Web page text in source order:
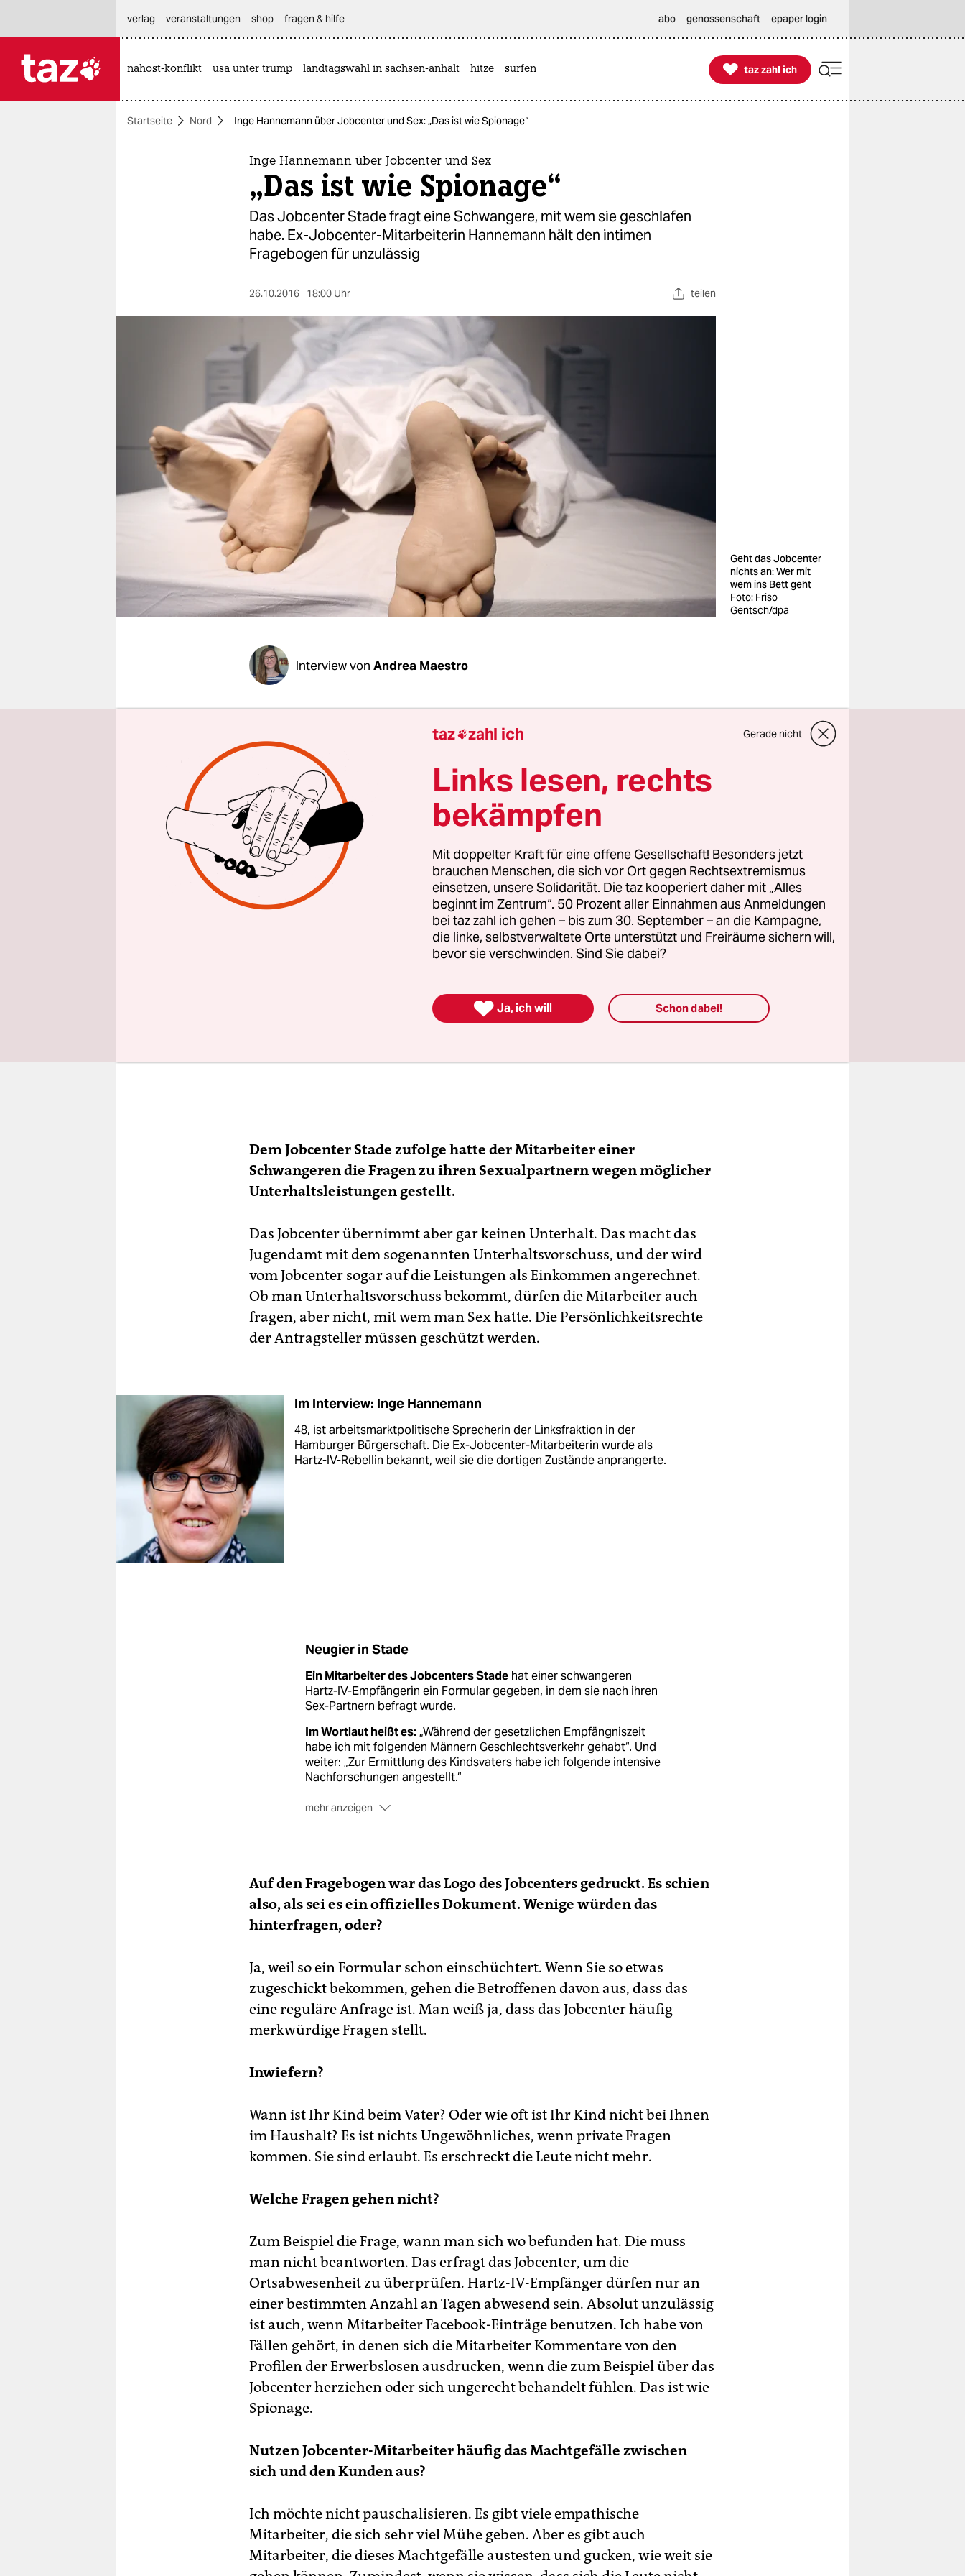
themen
verlag
veranstaltungen
genossenschaft
verlag
veranstaltungen shop fragen & hilfe abo genossenschaft epaper login
nahost-konflikt usa unter trump landtagswahl in sachsen-anhalt hitze surfen 
taz zahl ich
taz zahl ich
Startseite Nord Inge Hannemann über Jobcenter und Sex: „Das ist wie Spionage“
Inge Hannemann über Jobcenter und Sex
„Das ist wie Spionage“
Das Jobcenter Stade fragt eine Schwangere, mit wem sie geschlafen
habe. Ex-Jobcenter-Mitarbeiterin Hannemann hält den intimen
Fragebogen für unzulässig
26.10.2016 18:00 Uhr teilen
Geht das Jobcenter
nichts an: Wer mit
wem ins Bett geht
Foto: Friso
Gentsch/dpa
Interview von Andrea Maestro
taz: Frau Hannemann, was geht ein Jobcenter das Sexleben seiner
Kunden an?
Inge Hannemann:
Ganz kurz gesagt: gar nichts. Der Mitarbeiter im
Jobcenter Stade(siehe Kasten)ist mit seinem Fragebogen weit über das
Ziel hinaus geschossen. Die Frage nach dem Vater des ungeborenen
Kindes geht, wenn überhaupt, das Jugendamt etwas an.
Dem Jobcenter Stade zufolge hatte der Mitarbeiter einer
Schwangeren die Fragen zu ihren Sexualpartnern wegen möglicher
Unterhaltsleistungen gestellt.
Das Jobcenter übernimmt aber gar keinen Unterhalt. Das macht das
Jugendamt mit dem sogenannten Unterhaltsvorschuss, und der wird
vom Jobcenter sogar auf die Leistungen als Einkommen angerechnet.
Ob man Unterhaltsvorschuss bekommt, dürfen die Mitarbeiter auch
fragen, aber nicht, mit wem man Sex hatte. Die Persönlichkeitsrechte
der Antragsteller müssen geschützt werden.
Im Interview: Inge Hannemann
48, ist arbeitsmarktpolitische Sprecherin der Linksfraktion in der
Hamburger Bürgerschaft. Die Ex-Jobcenter-Mitarbeiterin wurde als
Hartz-IV-Rebellin bekannt, weil sie die dortigen Zustände anprangerte.
Neugier in Stade
Ein Mitarbeiter des Jobcenters Stadehat einer schwangeren
Hartz-IV-Empfängerin ein Formular gegeben, in dem sie nach ihren
Sex-Partnern befragt wurde.
Im Wortlaut heißt es:„Während der gesetzlichen Empfängniszeit
habe ich mit folgenden Männern Geschlechtsverkehr gehabt“. Und
weiter: „Zur Ermittlung des Kindsvaters habe ich folgende intensive
Nachforschungen angestellt.“
mehr anzeigen
habe das Papier „selbst entworfen“. Personalrechtliche
Konsequenzen würden geprüft.
Auf den Fragebogen war das Logo des Jobcenters gedruckt. Es schien
also, als sei es ein offizielles Dokument. Wenige würden das
hinterfragen, oder?
Ja, weil so ein Formular schon einschüchtert. Wenn Sie so etwas
zugeschickt bekommen, gehen die Betroffenen davon aus, dass das
eine reguläre Anfrage ist. Man weiß ja, dass das Jobcenter häufig
merkwürdige Fragen stellt.
Inwiefern?
Wann ist Ihr Kind beim Vater? Oder wie oft ist Ihr Kind nicht bei Ihnen
im Haushalt? Es ist nichts Ungewöhnliches, wenn private Fragen
kommen. Sie sind erlaubt. Es erschreckt die Leute nicht mehr.
Welche Fragen gehen nicht?
Zum Beispiel die Frage, wann man sich wo befunden hat. Die muss
man nicht beantworten. Das erfragt das Jobcenter, um die
Ortsabwesenheit zu überprüfen. Hartz-IV-Empfänger dürfen nur an
einer bestimmten Anzahl an Tagen abwesend sein. Absolut unzulässig
ist auch, wenn Mitarbeiter Facebook-Einträge benutzen. Ich habe von
Fällen gehört, in denen sich die Mitarbeiter Kommentare von den
Profilen der Erwerbslosen ausdrucken, wenn die zum Beispiel über das
Jobcenter herziehen oder sich ungerecht behandelt fühlen. Das ist wie
Spionage.
Nutzen Jobcenter-Mitarbeiter häufig das Machtgefälle zwischen
sich und den Kunden aus?
Ich möchte nicht pauschalisieren. Es gibt viele empathische
Mitarbeiter, die sich sehr viel Mühe geben. Aber es gibt auch
Mitarbeiter, die dieses Machtgefälle austesten und gucken, wie weit sie
taz zahl ich Gerade nicht
Links lesen, rechts
bekämpfen
Mit doppelter Kraft für eine offene Gesellschaft! Besonders jetzt
brauchen Menschen, die sich vor Ort gegen Rechtsextremismus
einsetzen, unsere Solidarität. Die taz kooperiert daher mit „Alles
beginnt im Zentrum“. 50 Prozent aller Einnahmen aus Anmeldungen
bei taz zahl ich gehen – bis zum 30. September – an die Kampagne,
die linke, selbstverwaltete Orte unterstützt und Freiräume sichern will,
bevor sie verschwinden. Sind Sie dabei?
 Ja, ich will Schon dabei!